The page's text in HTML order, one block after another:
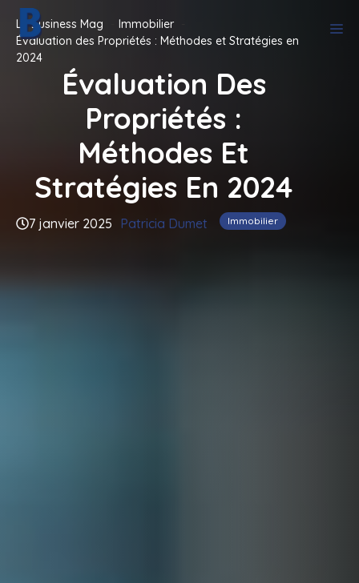
Aller
au
contenu
Le Business Mag
Immobilier
Évaluation des Propriétés : Méthodes et Stratégies en
2024
Évaluation Des
Propriétés :
Méthodes Et
Stratégies En 2024
7 janvier 2025 Patricia Dumet Immobilier